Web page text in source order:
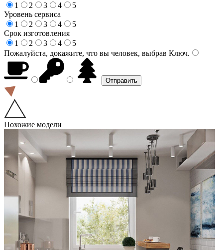
1
2 3 4
5
Уровень сервиса
1
2 3 4
5
Срок изготовления
1
2 3 4
5
Пожалуйста, докажите, что вы человек, выбрав Ключ.
Похожие модели